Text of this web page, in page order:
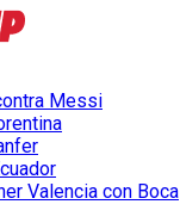
Messi
Valencia con Boca